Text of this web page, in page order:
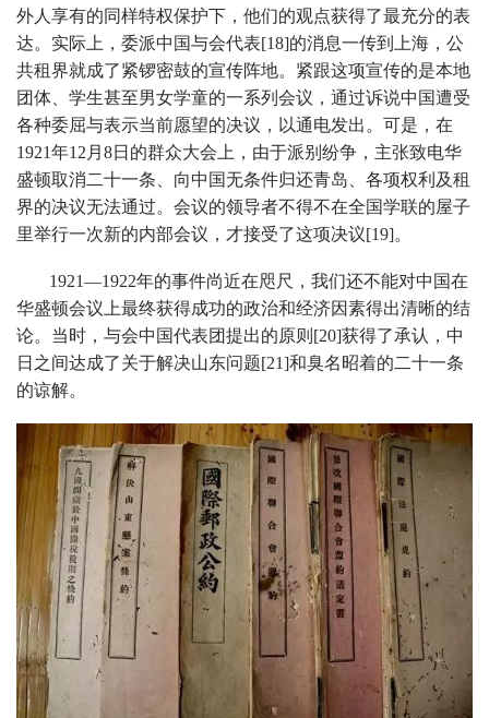
外人享有的同样特权保护下，他们的观点获得了最充分的表
达。实际上，委派中国与会代表[18]的消息一传到上海，公
共租界就成了紧锣密鼓的宣传阵地。紧跟这项宣传的是本地
团体、学生甚至男女学童的一系列会议，通过诉说中国遭受
各种委屈与表示当前愿望的决议，以通电发出。可是，在
1921年12月8日的群众大会上，由于派别纷争，主张致电华
盛顿取消二十一条、向中国无条件归还青岛、各项权利及租
界的决议无法通过。会议的领导者不得不在全国学联的屋子
里举行一次新的内部会议，才接受了这项决议[19]。
1921—1922年的事件尚近在咫尺，我们还不能对中国在
华盛顿会议上最终获得成功的政治和经济因素得出清晰的结
论。当时，与会中国代表团提出的原则[20]获得了承认，中
日之间达成了关于解决山东问题[21]和臭名昭着的二十一条
的谅解。